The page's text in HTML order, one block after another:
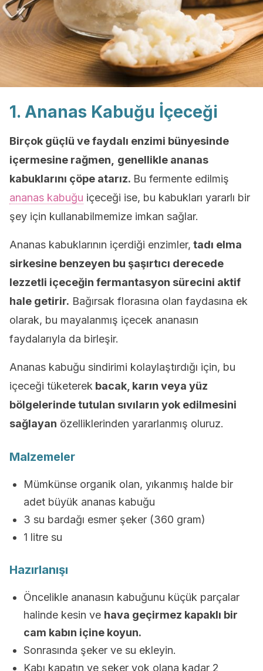
1. Ananas Kabuğu İçeceği
Birçok güçlü ve faydalı enzimi bünyesinde
içermesine rağmen,
genellikle ananas
kabuklarını çöpe atarız. Bu fermente edilmiş
ananas kabuğu içeceği ise, bu kabukları yararlı bir
şey için kullanabilmemize imkan sağlar.
Ananas kabuklarının içerdiği enzimler, tadı elma
sirkesine benzeyen bu şaşırtıcı derecede
lezzetli içeceğin fermantasyon sürecini aktif
hale getirir. Bağırsak florasına olan faydasına ek
olarak, bu mayalanmış içecek ananasın
faydalarıyla da birleşir.
Ananas kabuğu sindirimi kolaylaştırdığı için, bu
içeceği tüketerek bacak, karın veya yüz
bölgelerinde tutulan sıvıların yok edilmesini
sağlayan özelliklerinden yararlanmış oluruz.
Malzemeler
Mümkünse organik olan, yıkanmış halde bir
adet büyük ananas kabuğu
3 su bardağı esmer şeker (360 gram)
1 litre su
Hazırlanışı
Öncelikle ananasın kabuğunu küçük parçalar
halinde kesin ve hava geçirmez kapaklı bir
cam kabın içine koyun.
Sonrasında şeker ve su ekleyin.
Kabı kapatın ve şeker yok olana kadar 2